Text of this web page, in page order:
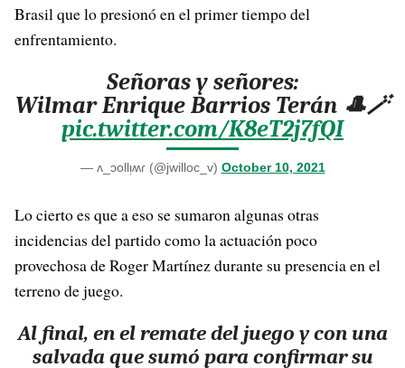
Brasil que lo presionó en el primer tiempo del
enfrentamiento.
Señoras y señores:
Wilmar Enrique Barrios Terán 🎩🪄
pic.twitter.com/K8eT2j7fQI
— ʌ_ɔollᴉʍɾ (@jwilloc_v) October 10, 2021
Lo cierto es que a eso se sumaron algunas otras
incidencias del partido como la actuación poco
provechosa de Roger Martínez durante su presencia en el
terreno de juego.
Al final, en el remate del juego y con una
salvada que sumó para confirmar su